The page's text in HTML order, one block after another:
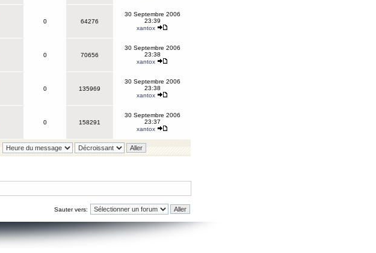
0 64276
30 Septembre 2006
23:39
xantox
0 70656
30 Septembre 2006
23:38
xantox
0 135969
30 Septembre 2006
23:38
xantox
0 158291
30 Septembre 2006
23:37
xantox
Sauter vers: